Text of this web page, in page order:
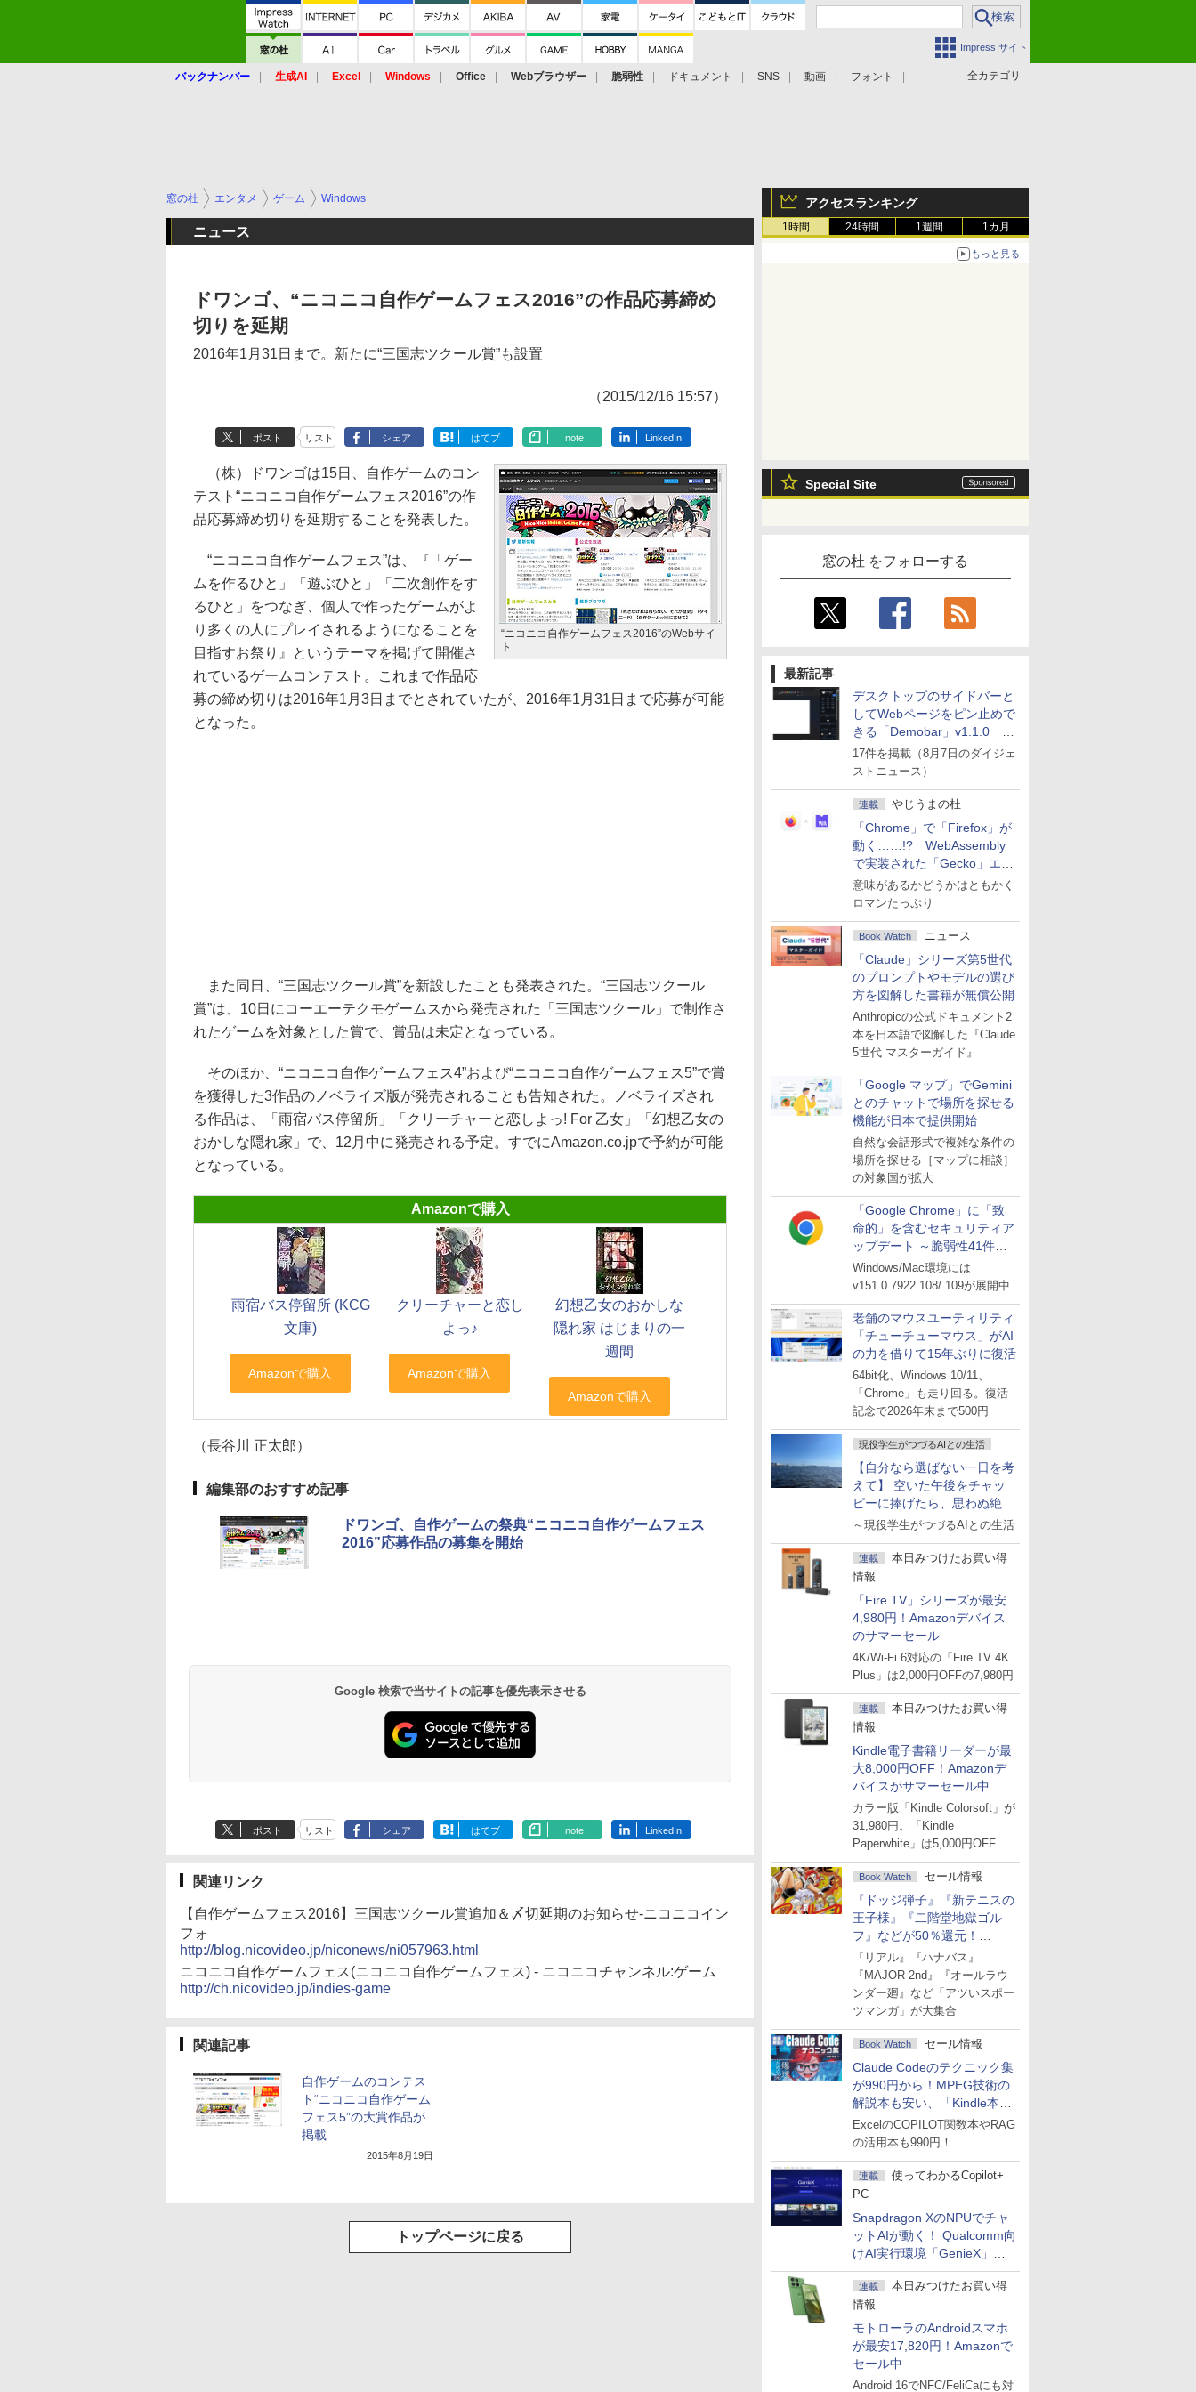
Impress サイト
全カテゴリ
バックナンバー 生成AI Excel Windows Office Webブラウザー 脆弱性 ドキュメント SNS 動画 フォント
アクセスランキング
1時間 24時間 1週間 1カ月
もっと見る
Special Site
窓の杜 をフォローする
最新記事
デスクトップのサイドバーと
してWebページをピン止めで
きる「Demobar」v1.1.0 ほ
か
17件を掲載（8月7日のダイジェ
ストニュース）
連載 やじうまの杜
「Chrome」で「Firefox」が
動く……!? WebAssembly
で実装された「Gecko」エン
ジン
意味があるかどうかはともかく
ロマンたっぷり
Book Watch ニュース
「Claude」シリーズ第5世代
のプロンプトやモデルの選び
方を図解した書籍が無償公開
Anthropicの公式ドキュメント2
本を日本語で図解した『Claude
5世代 マスターガイド』
「Google マップ」でGemini
とのチャットで場所を探せる
機能が日本で提供開始
自然な会話形式で複雑な条件の
場所を探せる［マップに相談］
の対象国が拡大
「Google Chrome」に「致
命的」を含むセキュリティア
ップデート ～脆弱性41件に
対処
Windows/Mac環境には
v151.0.7922.108/.109が展開中
老舗のマウスユーティリティ
「チューチューマウス」がAI
の力を借りて15年ぶりに復活
64bit化、Windows 10/11、
「Chrome」も走り回る。復活
記念で2026年末まで500円
現役学生がつづるAIとの生活
【自分なら選ばない一日を考
えて】 空いた午後をチャッ
ピーに捧げたら、思わぬ絶景
に出会った話
～現役学生がつづるAIとの生活
連載
本日みつけたお買い得
情報
「Fire TV」シリーズが最安
4,980円！Amazonデバイス
のサマーセール
4K/Wi-Fi 6対応の「Fire TV 4K
Plus」は2,000円OFFの7,980円
連載
本日みつけたお買い得
情報
Kindle電子書籍リーダーが最
大8,000円OFF！Amazonデ
バイスがサマーセール中
カラー版「Kindle Colorsoft」が
31,980円。「Kindle
Paperwhite」は5,000円OFF
Book Watch セール情報
『ドッジ弾子』『新テニスの
王子様』『二階堂地獄ゴル
フ』などが50％還元！
Amazonマンガ週末セール
『リアル』『ハナバス』
『MAJOR 2nd』『オールラウ
ンダー廻』など「アツいスポー
ツマンガ」が大集合
Book Watch セール情報
Claude Codeのテクニック集
が990円から！MPEG技術の
解説本も安い、「Kindle本サ
マーセール」第2弾開始！
ExcelのCOPILOT関数本やRAG
の活用本も990円！
連載
使ってわかるCopilot+
PC
Snapdragon XのNPUでチャ
ットAIが動く！ Qualcomm向
けAI実行環境「GenieX」を
試してみた
連載
本日みつけたお買い得
情報
モトローラのAndroidスマホ
が最安17,820円！Amazonで
セール中
Android 16でNFC/FeliCaにも対
窓の杜 エンタメ ゲーム Windows
ニュース
ドワンゴ、“ニコニコ自作ゲームフェス2016”の作品応募締め
切りを延期
2016年1月31日まで。新たに“三国志ツクール賞”も設置
（2015/12/16 15:57）
ポスト リスト シェア はてブ note LinkedIn
“ニコニコ自作ゲームフェス2016”のWebサイ
ト
（株）ドワンゴは15日、自作ゲームのコン
テスト“ニコニコ自作ゲームフェス2016”の作
品応募締め切りを延期することを発表した。
“ニコニコ自作ゲームフェス”は、『「ゲー
ムを作るひと」「遊ぶひと」「二次創作をす
るひと」をつなぎ、個人で作ったゲームがよ
り多くの人にプレイされるようになることを
目指すお祭り』というテーマを掲げて開催さ
れているゲームコンテスト。これまで作品応
募の締め切りは2016年1月3日までとされていたが、2016年1月31日まで応募が可能
となった。
また同日、“三国志ツクール賞”を新設したことも発表された。“三国志ツクール
賞”は、10日にコーエーテクモゲームスから発売された「三国志ツクール」で制作さ
れたゲームを対象とした賞で、賞品は未定となっている。
そのほか、“ニコニコ自作ゲームフェス4”および“ニコニコ自作ゲームフェス5”で賞
を獲得した3作品のノベライズ版が発売されることも告知された。ノベライズされ
る作品は、「雨宿バス停留所」「クリーチャーと恋しよっ! For 乙女」「幻想乙女の
おかしな隠れ家」で、12月中に発売される予定。すでにAmazon.co.jpで予約が可能
となっている。
Amazonで購入
雨宿バス停留所 (KCG
文庫)
クリーチャーと恋し
よっ♪
幻想乙女のおかしな
隠れ家 はじまりの一
週間
（長谷川 正太郎）
編集部のおすすめ記事
ドワンゴ、自作ゲームの祭典“ニコニコ自作ゲームフェス
2016”応募作品の募集を開始
Google 検索で当サイトの記事を優先表示させる
ポスト リスト シェア はてブ note LinkedIn
関連リンク
【自作ゲームフェス2016】三国志ツクール賞追加＆〆切延期のお知らせ‐ニコニコイン
フォ
http://blog.nicovideo.jp/niconews/ni057963.html
ニコニコ自作ゲームフェス(ニコニコ自作ゲームフェス) - ニコニコチャンネル:ゲーム
http://ch.nicovideo.jp/indies-game
関連記事
自作ゲームのコンテス
ト“ニコニコ自作ゲーム
フェス5”の大賞作品が
掲載
2015年8月19日
トップページに戻る